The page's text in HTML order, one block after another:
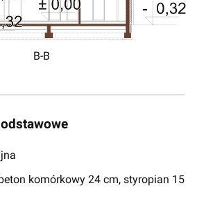
B-B
beton komórkowy 24 cm, styropian 15